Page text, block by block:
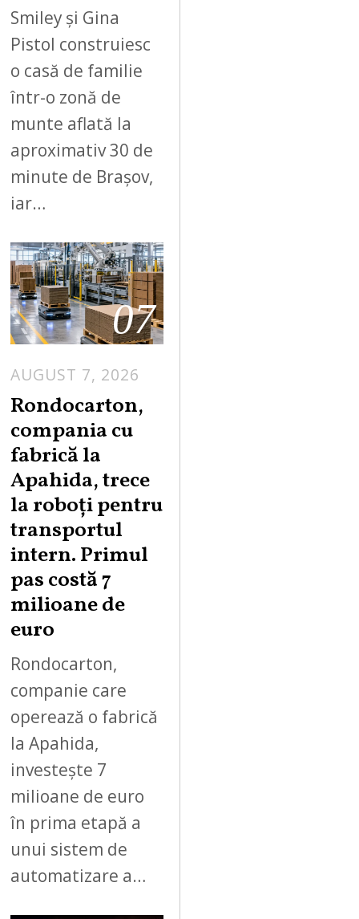
Smiley și Gina
Pistol construiesc
o casă de familie
într-o zonă de
munte aflată la
aproximativ 30 de
minute de Brașov,
iar…
07
AUGUST 7, 2026
G
T
7
2
Rondocarton,
compania cu
fabrică la
Apahida, trece
la roboți pentru
transportul
intern. Primul
pas costă 7
milioane de
euro
Rondocarton,
companie care
operează o fabrică
la Apahida,
investește 7
milioane de euro
în prima etapă a
unui sistem de
automatizare a…